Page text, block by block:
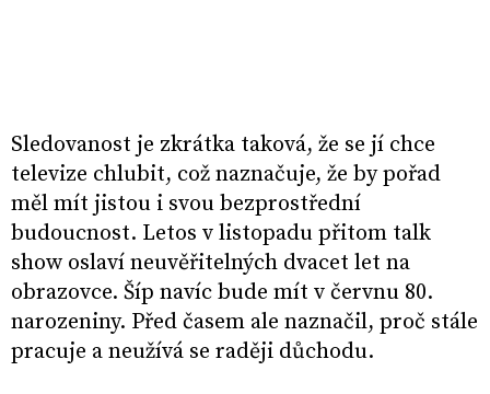
Sledovanost je zkrátka taková, že se jí chce
televize chlubit, což naznačuje, že by pořad
měl mít jistou i svou bezprostřední
budoucnost. Letos v listopadu přitom talk
show oslaví neuvěřitelných dvacet let na
obrazovce. Šíp navíc bude mít v červnu 80.
narozeniny. Před časem ale naznačil, proč stále
pracuje a neužívá se raději důchodu.